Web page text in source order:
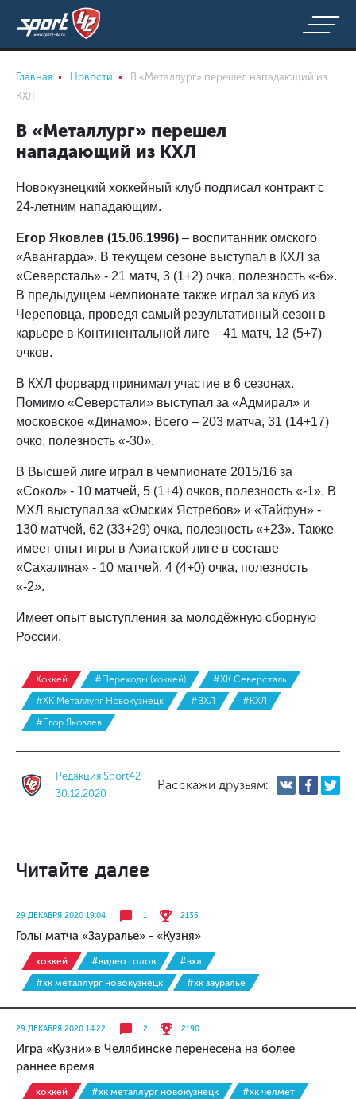
Главная Новости
В «Металлург» перешел нападающий из
КХЛ
В «Металлург» перешел
нападающий из КХЛ
Новокузнецкий хоккейный клуб подписал контракт с
24-летним нападающим.
Егор Яковлев (15.06.1996) – воспитанник омского
«Авангарда». В текущем сезоне выступал в КХЛ за
«Северсталь» - 21 матч, 3 (1+2) очка, полезность «-6».
В предыдущем чемпионате также играл за клуб из
Череповца, проведя самый результативный сезон в
карьере в Континентальной лиге – 41 матч, 12 (5+7)
очков.
В КХЛ форвард принимал участие в 6 сезонах.
Помимо «Северстали» выступал за «Адмирал» и
московское «Динамо». Всего – 203 матча, 31 (14+17)
очко, полезность «-30».
В Высшей лиге играл в чемпионате 2015/16 за
«Сокол» - 10 матчей, 5 (1+4) очков, полезность «-1». В
МХЛ выступал за «Омских Ястребов» и «Тайфун» -
130 матчей, 62 (33+29) очка, полезность «+23». Также
имеет опыт игры в Азиатской лиге в составе
«Сахалина» - 10 матчей, 4 (4+0) очка, полезность
«-2».
Имеет опыт выступления за молодёжную сборную
России.
Хоккей #Переходы (хоккей)
#ХК Северсталь
#ХК Металлург Новокузнецк
#ВХЛ
#КХЛ
#Егор Яковлев
Редакция Sport42
30.12.2020
Расскажи друзьям:
Читайте далее
29 ДЕКАБРЯ 2020 19:04 1 2135
Голы матча «Зауралье» - «Кузня»
хоккей #видео голов
#вхл
#хк металлург новокузнецк
#хк зауралье
29 ДЕКАБРЯ 2020 14:22 2 2190
Игра «Кузни» в Челябинске перенесена на более
раннее время
хоккей #хк металлург новокузнецк
#хк челмет